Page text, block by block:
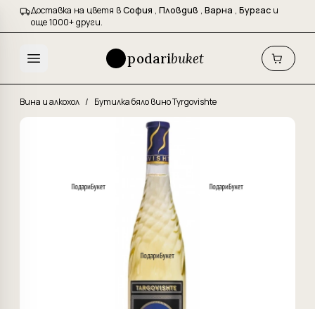
Доставка на цветя вСофия , Пловдив , Варна , Бургас и
още 1000+ други.
podaribuket
Вина и алкохол / Бутилка бяло вино Tyrgovishte